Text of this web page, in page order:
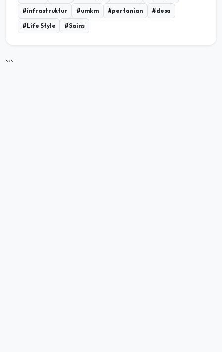
#infrastruktur
#umkm #pertanian
#desa
#Life Style
#Sains
```